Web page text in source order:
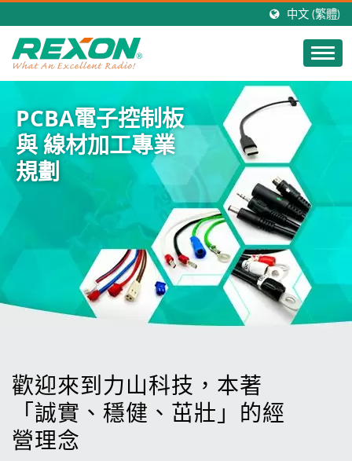
中文 (繁體)
PCBA電子控制板
與 線材加工專業
規劃
歡迎來到力山科技，本著
「誠實、穩健、茁壯」的經
營理念